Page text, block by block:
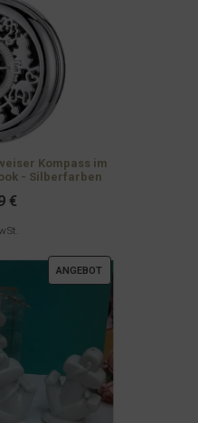
Kompass im
- Silberfarben
€
ANGEBOTPRODUKT
ANGEBOT